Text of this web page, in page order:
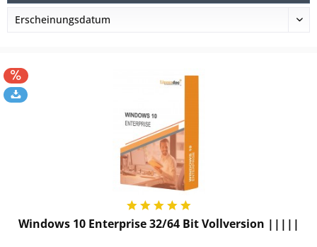
Windows 10 Enterprise 32/64 Bit Vollversion |||||